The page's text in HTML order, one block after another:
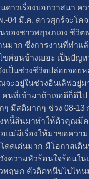
ดาวเรื่องบอกวาสนา
04 มี.ค. ดาวศุกร์จะโค
ของชาวพฤษภเอง ชีวิ
มาก ซึ่งการงานที่ทำแ
ค่อนข้างเยอะ เป็นปัญ
เป็นช่วงชีวิตปล่อยจอย
จะอยู่ในช่วงอินเลิฟอยู่
นที่เข้ามาถ้าเจอดีก็ดีไ
ๆ มีสติมากๆ ช่วง 08-
งหนี้สินมาทำให้ตัวคุณ
แม่มีเรื่องให้มาขอควา
ดดเด่นมาก มีโอกาสเดิ
งความหัวร้อนใจร้อน
ฤษภ ตัวติดหนึบไปไหน